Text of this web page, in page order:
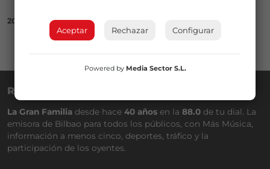
20/09/2018
RADIO NERVIÓN
La Gran Familia desde hace 40 años en la 88.0 de tu dial. La
emisora de Bilbao para todos los públicos, con Más Música,
información a menos cinco, deportes, tráfico y la
participación de los oyentes.
Aceptar Rechazar Configurar
Powered by Media Sector S.L.